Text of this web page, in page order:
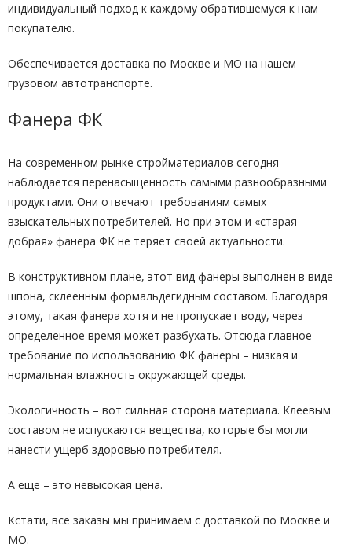
индивидуальный подход к каждому обратившемуся к нам
покупателю.
Обеспечивается доставка по Москве и МО на нашем
грузовом автотранспорте.
Фанера ФК
На современном рынке стройматериалов сегодня
наблюдается перенасыщенность самыми разнообразными
продуктами. Они отвечают требованиям самых
взыскательных потребителей. Но при этом и «старая
добрая» фанера ФК не теряет своей актуальности.
В конструктивном плане, этот вид фанеры выполнен в виде
шпона, склеенным формальдегидным составом. Благодаря
этому, такая фанера хотя и не пропускает воду, через
определенное время может разбухать. Отсюда главное
требование по использованию ФК фанеры – низкая и
нормальная влажность окружающей среды.
Экологичность – вот сильная сторона материала. Клеевым
составом не испускаются вещества, которые бы могли
нанести ущерб здоровью потребителя.
А еще – это невысокая цена.
Кстати, все заказы мы принимаем с доставкой по Москве и
МО.